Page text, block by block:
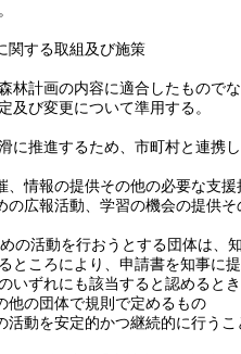
関する取組及び施策
計画の内容に適合したものでな
及び変更について準用する。
推進するため、市町村と連携
情報の提供その他の必要な支援
広報活動、学習の機会の提供
活動を行おうとする団体は、
ころにより、申請書を知事に提
いずれにも該当すると認めると
他の団体で規則で定めるもの
動を安定的かつ継続的に行う